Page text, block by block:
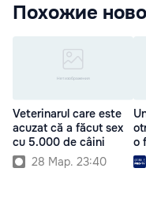
Похожие
Veterinarul care este
acuzat că a făcut sex
cu 5.000 de câini
28 Мар. 23:40
o